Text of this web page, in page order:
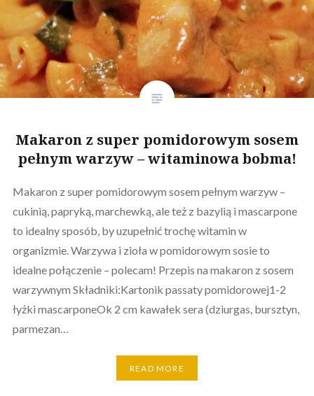
Makaron z super pomidorowym sosem
pełnym warzyw – witaminowa bobma!
Makaron z super pomidorowym sosem pełnym warzyw –
cukinią, papryką, marchewką, ale też z bazylią i mascarpone
to idealny sposób, by uzupełnić trochę witamin w
organizmie. Warzywa i zioła w pomidorowym sosie to
idealne połączenie – polecam! Przepis na makaron z sosem
warzywnym Składniki:Kartonik passaty pomidorowej1-2
łyżki mascarponeOk 2 cm kawałek sera (dziurgas, bursztyn,
parmezan…
READ MORE